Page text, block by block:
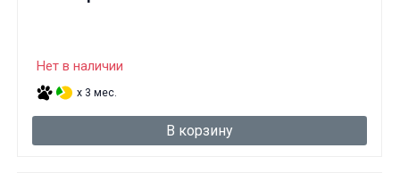
Нет в наличии
x 3 мес.
В корзину